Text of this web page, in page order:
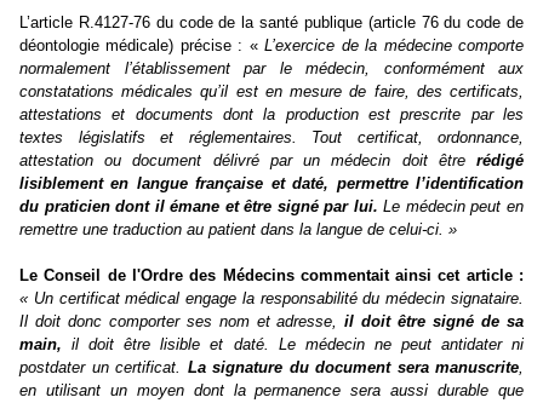
L’article R.4127-76 du code de la santé publique (article 76 du code de
déontologie médicale) précise : «L’exercice de la médecine comporte
normalement l’établissement par le médecin, conformément aux
constatations médicales qu’il est en mesure de faire, des certificats,
attestations et documents dont la production est prescrite par les
textes législatifs et réglementaires. Tout certificat, ordonnance,
attestation ou document délivré par un médecin doit être rédigé
lisiblement en langue française et daté, permettre l’identification
du praticien dont il émane et être signé par lui. Le médecin peut en
remettre une traduction au patient dans la langue de celui-ci. »
Le Conseil de l'Ordre des Médecins commentait ainsi cet article :
« Un certificat médical engage la responsabilité du médecin signataire.
Il doit donc comporter ses nom et adresse,il doit être signé de sa
main, il doit être lisible et daté. Le médecin ne peut antidater ni
postdater un certificat. La signature du document sera manuscrite,
en utilisant un moyen dont la permanence sera aussi durable que